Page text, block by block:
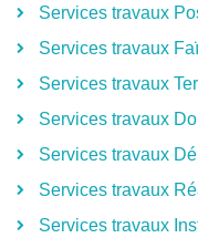
Services travaux
Services travaux
Services travaux
Services travaux
Services travaux
Services travaux
Services travaux